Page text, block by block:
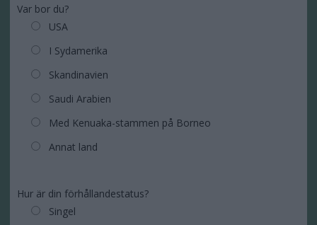
Var bor du?
USA
I Sydamerika
Skandinavien
Saudi Arabien
Med Kenuaka-stammen på Borneo
Annat land
Hur är din förhållandestatus?
Singel